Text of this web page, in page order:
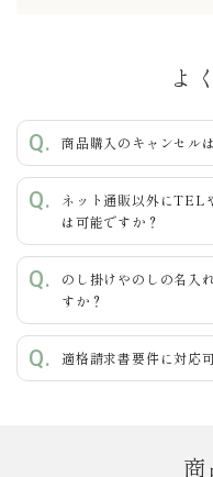
カテゴリー
よ
商品購入のキャンセル
ネット通販以外にTEL
は可能ですか？
のし掛けやのしの名入
すか？
適格請求書要件に対応